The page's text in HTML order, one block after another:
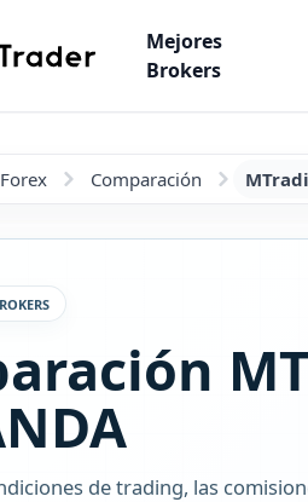
Mejores
Brokers
Comparación
de trading, las